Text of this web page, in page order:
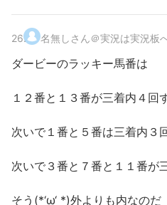
26. 名無しさん＠実況は実況板
ダービーのラッキー馬番は
１２番と１３番が三着内４回
次いで１番と５番は三着内３
次いで３番と７番と１１番が
そう(*‘ω‘ *)外よりも内なのだ